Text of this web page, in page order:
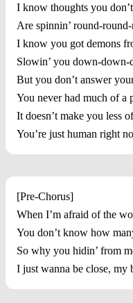
I know thoughts you
Are spinnin’ round-
I know you got demons
Slowin’ you down-down-
But you don’t answer
You never had much of a
It doesn’t make you less
You’re just human right
[Pre-Chorus]
When I’m afraid of the
You don’t know how
So why you hidin’ from
I just wanna be close, my